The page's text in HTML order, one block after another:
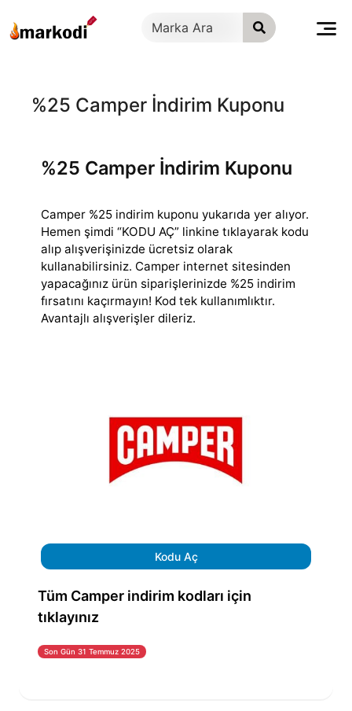
geç
%25 Camper İndirim Kuponu
%25 Camper İndirim Kuponu
Camper %25 indirim kuponu yukarıda yer alıyor.
Hemen şimdi “KODU AÇ” linkine tıklayarak kodu
alıp alışverişinizde ücretsiz olarak
kullanabilirsiniz. Camper internet sitesinden
yapacağınız ürün siparişlerinizde %25 indirim
fırsatını kaçırmayın! Kod tek kullanımlıktır.
Avantajlı alışverişler dileriz.
Kodu Aç
Tüm Camper indirim kodları için
tıklayınız
Son Gün 31 Temmuz 2025